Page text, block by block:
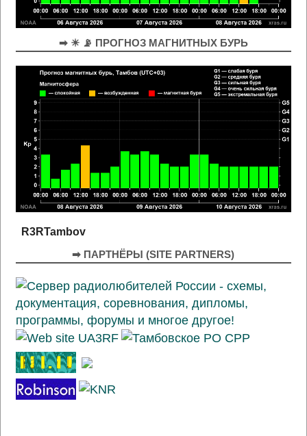
➡ ☀ 📡 ПРОГНОЗ МАГНИТНЫХ БУРЬ
R3RTambov
➡ ПАРТНЁРЫ (SITE PARTNERS)